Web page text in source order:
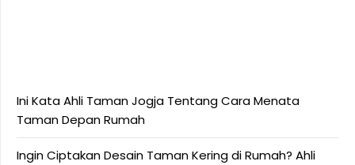
Ini Kata Ahli Taman Jogja Tentang Cara Menata
Taman Depan Rumah
Ingin Ciptakan Desain Taman Kering di Rumah? Ahli